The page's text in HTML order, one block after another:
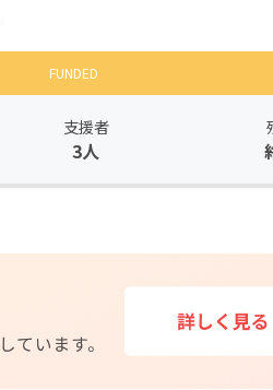
FUNDED
支援者
3人